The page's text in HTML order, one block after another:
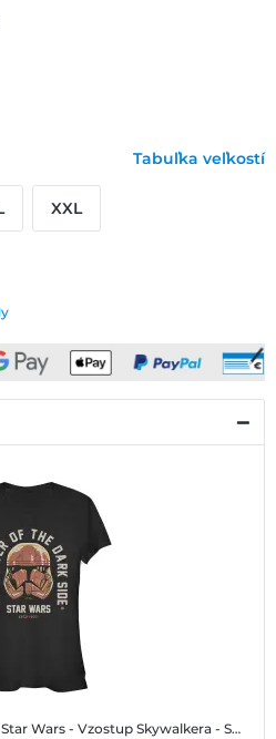
Tabuľka veľkostí
XXL
Star Wars - Vzostup Skywalkera - Skupinová Dark Side Power - Dámske Tričko